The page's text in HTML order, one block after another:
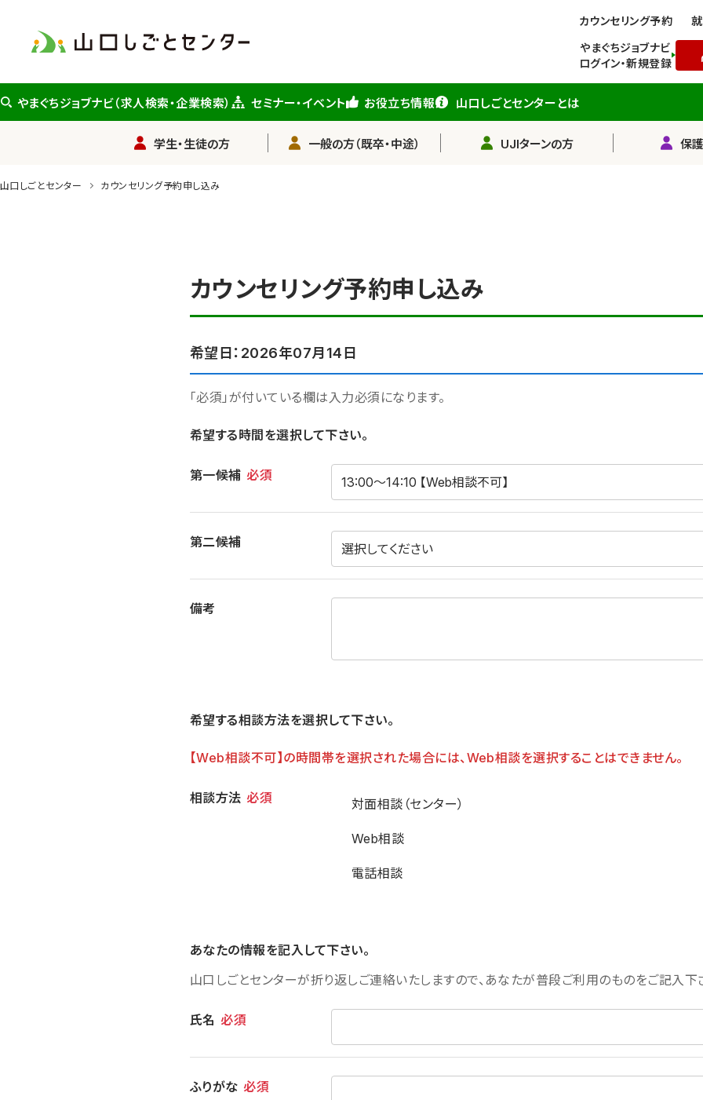
ン
テ
に
カウンセリング予約
やまぐちジョブナビ
ログイン・新規登録
やまぐちジョブナビ（求人検索・企業検索） セミナー・イベント お役立ち情報 山口しごとセンターとは
学生・生徒の方 一般の方（既卒・中途） UJIターンの方 保
山口しごとセンター カウンセリング予約申し込み
カウンセリング予約申し込み
希望日：2026年07月14日
「必須」が付いている欄は入力必須になります。
希望する時間を選択して下さい。
第一候補 必須
第二候補
備考
希望する相談方法を選択して下さい。
【Web相談不可】の時間帯を選択された場合には、Web相談を選択することはできません。
相談方法 必須 対面相談（センター）
Web相談
電話相談
あなたの情報を記入して下さい。
山口しごとセンターが折り返しご連絡いたしますので、あなたが普段ご利用のものをご記入下
氏名 必須
ふりがな 必須